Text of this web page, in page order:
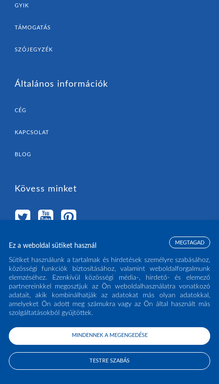
Ez a weboldal sütiket használ
Sütiket használunk a tartalmak és hirdetések személyre szabásához,
közösségi funkciók biztosításához, valamint weboldalforgalmunk
elemzéséhez. Ezenkívül közösségi média-, hirdető- és elemező
partnereinkkel megosztjuk az Ön weboldalhasználatra vonatkozó
adatait, akik kombinálhatják az adatokat más olyan adatokkal,
amelyeket Ön adott meg számukra vagy az Ön által használt más
szolgáltatásokból gyűjtöttek.
MEGTAGAD
TESTRE SZABÁS
MINDENNEK A MEGENGEDÉSE
GYIK
TÁMOGATÁS
SZÓJEGYZÉK
Általános információk
CÉG
KAPCSOLAT
BLOG
Kövess minket
MAGYARORSZÁG
COPYRIGHT ECLISSE S.R.L. 2026 - ALL RIGHTS RESERVED - P.IVA: IT02141960266
PRIVACY POLICY
COOKIE POLICY